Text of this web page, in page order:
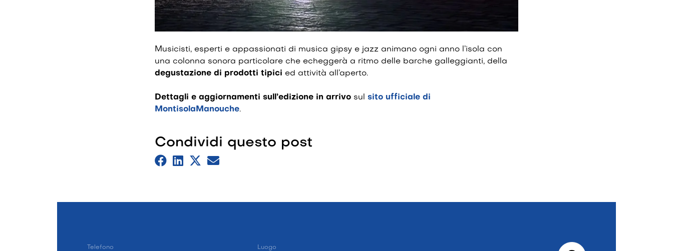
Musicisti, esperti e appassionati di musica gipsy e jazz animano ogni anno l’isola con
una colonna sonora particolare che echeggerà a ritmo delle barche galleggianti, della
degustazione di prodotti tipici ed attività all’aperto.
Dettagli e aggiornamenti sull’edizione in arrivo sul sito ufficiale di
MontisolaManouche.
Condividi questo post
Telefono Luogo